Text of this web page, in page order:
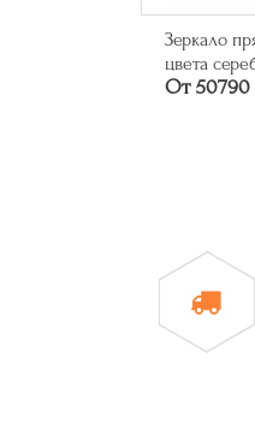
Зеркало
цвета
От 50790